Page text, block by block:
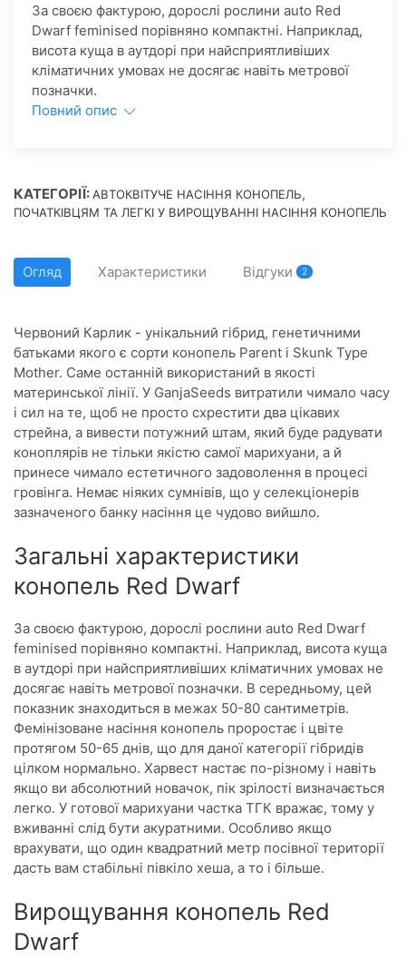
За своєю фактурою, дорослі рослини auto Red
Dwarf feminised порівняно компактні. Наприклад,
висота куща в аутдорі при найсприятливіших
кліматичних умовах не досягає навіть метрової
позначки.
Повний опис
КАТЕГОРІЇ:АВТОКВІТУЧЕ НАСІННЯ КОНОПЕЛЬ,
ПОЧАТКІВЦЯМ ТА ЛЕГКІ У ВИРОЩУВАННІ НАСІННЯ КОНОПЕЛЬ
Огляд Характеристики Відгуки 2
Червоний Карлик - унікальний гібрид, генетичними
батьками якого є сорти конопель Parent і Skunk Type
Mother. Саме останній використаний в якості
материнської лінії. У GanjaSeeds витратили чимало часу
і сил на те, щоб не просто схрестити два цікавих
стрейна, а вивести потужний штам, який буде радувати
коноплярів не тільки якістю самої марихуани, а й
принесе чимало естетичного задоволення в процесі
гровінга. Немає ніяких сумнівів, що у селекціонерів
зазначеного банку насіння це чудово вийшло.
Загальні характеристики
конопель Red Dwarf
За своєю фактурою, дорослі рослини auto Red Dwarf
feminised порівняно компактні. Наприклад, висота куща
в аутдорі при найсприятливіших кліматичних умовах не
досягає навіть метрової позначки. В середньому, цей
показник знаходиться в межах 50-80 сантиметрів.
Фемінізоване насіння конопель проростає і цвіте
протягом 50-65 днів, що для даної категорії гібридів
цілком нормально. Харвест настає по-різному і навіть
якщо ви абсолютний новачок, пік зрілості визначається
легко. У готової марихуани частка ТГК вражає, тому у
вживанні слід бути акуратними. Особливо якщо
врахувати, що один квадратний метр посівної території
дасть вам стабільні півкіло хеша, а то і більше.
Вирощування конопель Red
Dwarf